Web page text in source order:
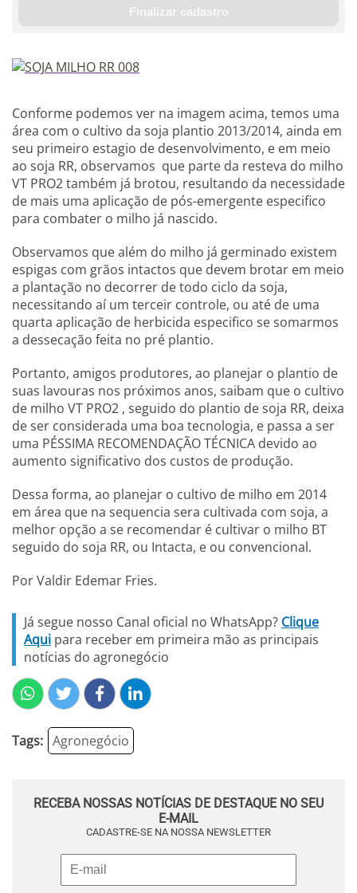
Conforme podemos ver na imagem acima, temos uma
área com o cultivo da soja plantio 2013/2014, ainda em
seu primeiro estagio de desenvolvimento, e em meio
ao soja RR, observamos que parte da resteva do milho
VT PRO2 também já brotou, resultando da necessidade
de mais uma aplicação de pós-emergente especifico
para combater o milho já nascido.
Observamos que além do milho já germinado existem
espigas com grãos intactos que devem brotar em meio
a plantação no decorrer de todo ciclo da soja,
necessitando aí um terceir controle, ou até de uma
quarta aplicação de herbicida especifico se somarmos
a dessecação feita no pré plantio.
Portanto, amigos produtores, ao planejar o plantio de
suas lavouras nos próximos anos, saibam que o cultivo
de milho VT PRO2 , seguido do plantio de soja RR, deixa
de ser considerada uma boa tecnologia, e passa a ser
uma PÉSSIMA RECOMENDAÇÃO TÉCNICA devido ao
aumento significativo dos custos de produção.
Dessa forma, ao planejar o cultivo de milho em 2014
em área que na sequencia sera cultivada com soja, a
melhor opção a se recomendar é cultivar o milho BT
seguido do soja RR, ou Intacta, e ou convencional.
Por Valdir Edemar Fries.
Já segue nosso Canal oficial no WhatsApp? Clique
Aqui para receber em primeira mão as principais
notícias do agronegócio
Tags: Agronegócio
RECEBA NOSSAS NOTÍCIAS DE DESTAQUE NO SEU
E-MAIL
CADASTRE-SE NA NOSSA NEWSLETTER